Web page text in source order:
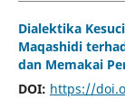
Dialektika
Maqashidi
dan Memakai
DOI: https://